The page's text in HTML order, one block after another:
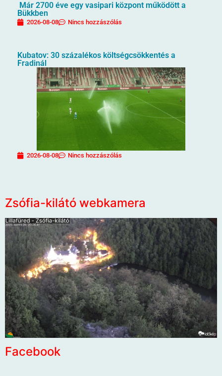
Már 2700 éve egy vasipari központ működött a
Bükkben
2026-08-08 Nincs hozzászólás
Kubatov: 30 százalékos költségcsökkentés a
Fradinál
2026-08-08 Nincs hozzászólás
Zsófia-kilátó webkamera
Facebook